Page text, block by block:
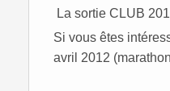
La sortie CLUB
Si vous êtes
avril 2012